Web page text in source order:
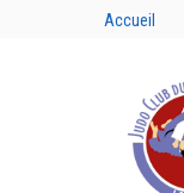
Accueil